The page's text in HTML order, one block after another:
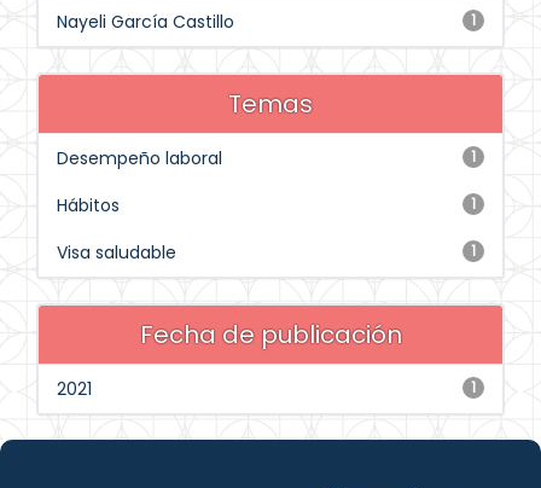
1
Nayeli García Castillo
Temas
1
Desempeño laboral
1
Hábitos
1
Visa saludable
Fecha de publicación
1
2021